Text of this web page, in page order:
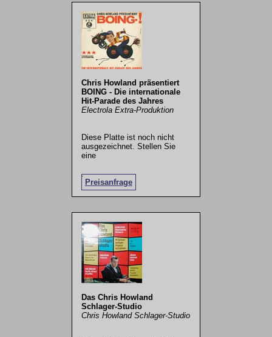
Chris Howland präsentiert
BOING - Die internationale
Hit-Parade des Jahres
Electrola Extra-Produktion
Diese Platte ist noch nicht
ausgezeichnet. Stellen Sie
eine
Preisanfrage
.
Das Chris Howland
Schlager-Studio
Chris Howland Schlager-Studio